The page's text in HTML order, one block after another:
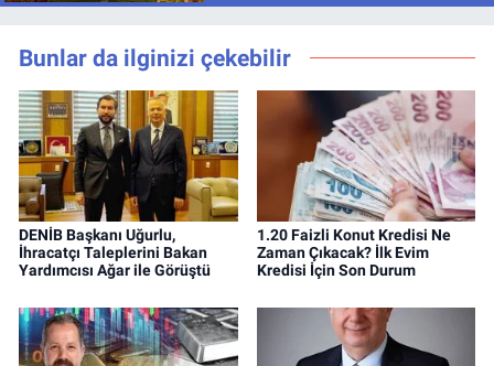
Bunlar da ilginizi çekebilir
DENİB Başkanı Uğurlu,
İhracatçı Taleplerini Bakan
Yardımcısı Ağar ile Görüştü
1.20 Faizli Konut Kredisi Ne
Zaman Çıkacak? İlk Evim
Kredisi İçin Son Durum